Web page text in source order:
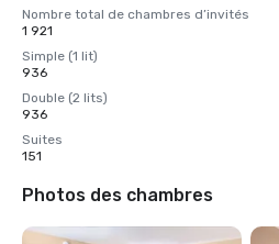
Nombre total de chambres d’invités
1 921
Simple (1 lit)
936
Double (2 lits)
936
Suites
151
Photos des chambres